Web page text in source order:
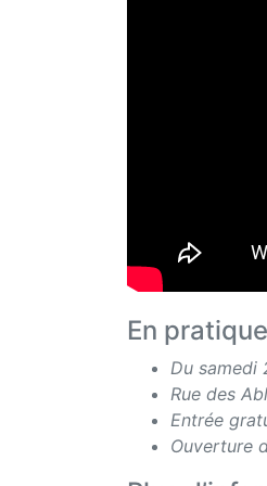
En
Du
Rue des
Entrée
Ouverture